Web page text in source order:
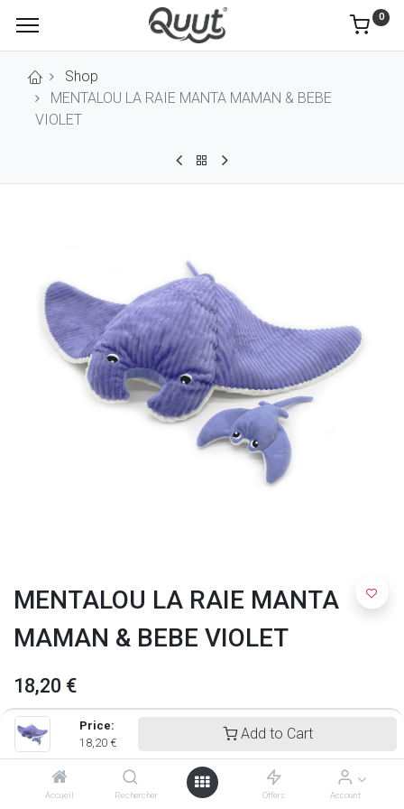
Price:
18,20 €
Add to Cart
Accueil Rechercher Offers Account
0
Shop
MENTALOU LA RAIE MANTA MAMAN & BEBE
VIOLET
MENTALOU LA RAIE MANTA
MAMAN & BEBE VIOLET
18,20 €